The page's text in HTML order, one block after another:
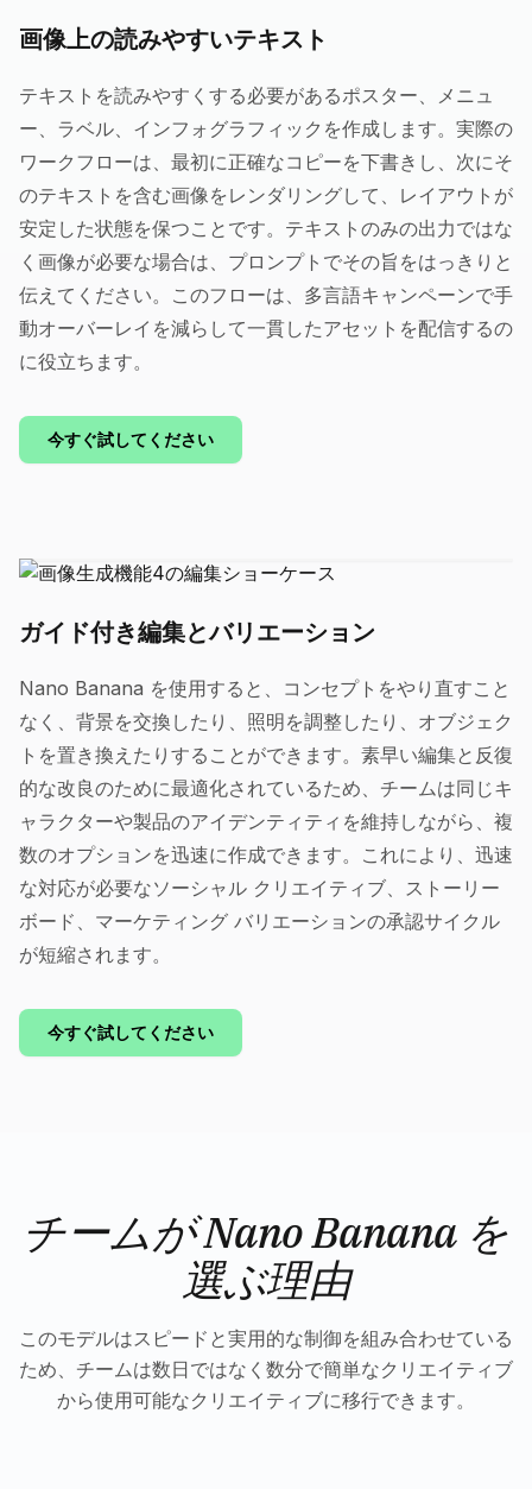
画像上の読みやすいテキスト
テキストを読みやすくする必要があるポスター、メニュ
ー、ラベル、インフォグラフィックを作成します。実際の
ワークフローは、最初に正確なコピーを下書きし、次にそ
のテキストを含む画像をレンダリングして、レイアウトが
安定した状態を保つことです。テキストのみの出力ではな
く画像が必要な場合は、プロンプトでその旨をはっきりと
伝えてください。このフローは、多言語キャンペーンで手
動オーバーレイを減らして一貫したアセットを配信するの
に役立ちます。
今すぐ試してください
ガイド付き編集とバリエーション
Nano Banana を使用すると、コンセプトをやり直すこと
なく、背景を交換したり、照明を調整したり、オブジェク
トを置き換えたりすることができます。素早い編集と反復
的な改良のために最適化されているため、チームは同じキ
ャラクターや製品のアイデンティティを維持しながら、複
数のオプションを迅速に作成できます。これにより、迅速
な対応が必要なソーシャル クリエイティブ、ストーリー
ボード、マーケティング バリエーションの承認サイクル
が短縮されます。
今すぐ試してください
チームが Nano Banana を
選ぶ理由
このモデルはスピードと実用的な制御を組み合わせている
ため、チームは数日ではなく数分で簡単なクリエイティブ
から使用可能なクリエイティブに移行できます。